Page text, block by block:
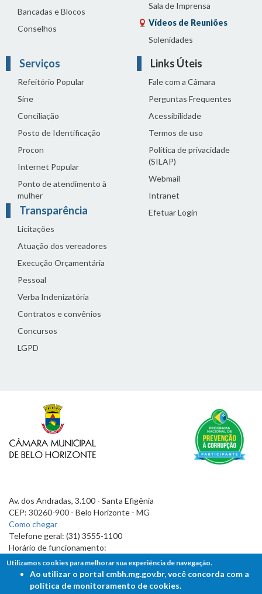
Bancadas e Blocos
Conselhos
Sala de Imprensa
Vídeos de Reuniões
Solenidades
Serviços
Refeitório Popular
Sine
Conciliação
Posto de Identificação
Procon
Internet Popular
Ponto de atendimento à
mulher
Transparência
Licitações
Atuação dos vereadores
Execução Orçamentária
Pessoal
Verba Indenizatória
Contratos e convênios
Concursos
LGPD
Links Úteis
Fale com a Câmara
Perguntas Frequentes
Acessibilidade
Termos de uso
Política de privacidade
(SILAP)
Webmail
Intranet
Efetuar Login
Av. dos Andradas, 3.100 - Santa Efigênia
CEP: 30260-900 - Belo Horizonte - MG
Como chegar
Telefone geral: (31) 3555-1100
Horário de funcionamento:
7h às 19h
Utilizamos cookies para melhorar sua experiência de navegação.
Ao utilizar o portal cmbh.mg.gov.br, você concorda com a
política de monitoramento de cookies.